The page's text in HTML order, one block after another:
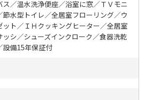
ス／温水洗浄便座／浴室に窓／ＴＶモニ
水型トイレ／全居室フローリング／ウ
ット／ＩＨクッキングヒーター／全居室
シ／シューズインクローク／食器洗乾
設備15年保証付